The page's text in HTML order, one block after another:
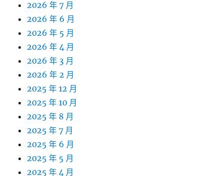
2026 年 7 月
2026 年 6 月
2026 年 5 月
2026 年 4 月
2026 年 3 月
2026 年 2 月
2025 年 12 月
2025 年 10 月
2025 年 8 月
2025 年 7 月
2025 年 6 月
2025 年 5 月
2025 年 4 月